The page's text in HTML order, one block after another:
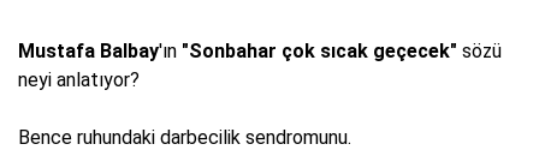
Mustafa Balbay'ın "Sonbahar çok sıcak geçecek" sözü
neyi anlatıyor?
Bence ruhundaki darbecilik sendromunu.